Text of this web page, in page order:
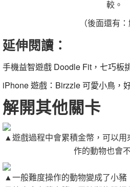
較。
（後面還有
延伸閱讀：
手機益智遊戲 Doodle Fit，七巧板
iPhone遊戲 ：Birzzle 可愛小鳥，
解開其他關卡
▲遊戲過程中會累積金幣，可以
作的動物也會
▲一般難度操作的動物變成了小豬